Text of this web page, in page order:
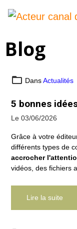
Blog
DansActualités
5 bonnes
Le 03/06/2026
Grâce à votre
différents types de
accrocher
vidéos, des fichiers
Lire la suite